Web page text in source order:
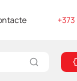
+373